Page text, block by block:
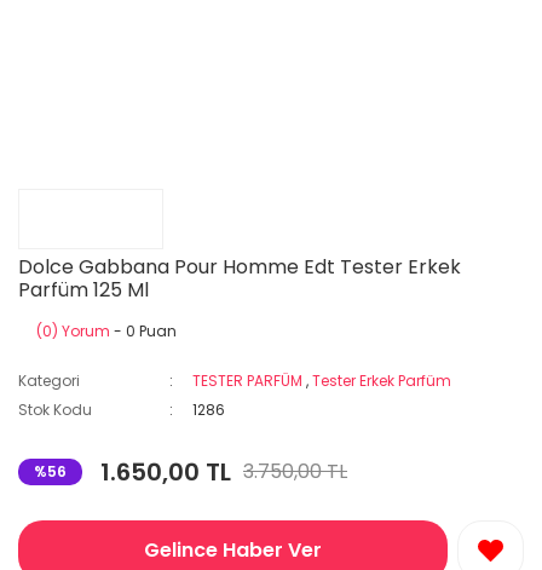
Dolce Gabbana Pour Homme Edt Tester Erkek
Parfüm 125 Ml
(0) Yorum - 0 Puan
Kategori TESTER PARFÜM ,Tester Erkek Parfüm
Stok Kodu
1286
%56 1.650,00 TL 3.750,00 TL
Gelince Haber Ver